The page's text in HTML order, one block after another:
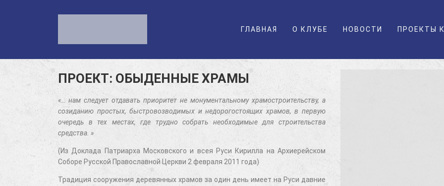
ГЛАВНАЯ О КЛУБЕ НОВОСТИ ПРОЕКТЫ
ПРОЕКТ: ОБЫДЕННЫЕ ХРАМЫ
«… нам следует отдавать приоритет не монументальному храмостроительству, а
созиданию простых, быстровозводимых и недорогостоящих храмов, в первую
очередь в тех местах, где трудно собрать необходимые для строительства
средства. »
(Из Доклада Патриарха Московского и всея Руси Кирилла на Архиерейском
Соборе Русской Православной Церкви 2 февраля 2011 года)
Традиция сооружения деревянных храмов за один день имеет на Руси давние